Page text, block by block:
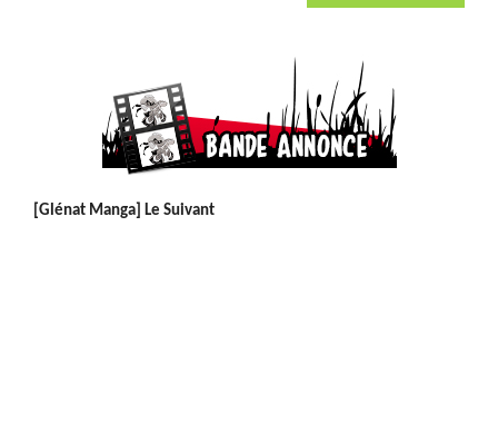
[Glénat Manga] Le Suivant